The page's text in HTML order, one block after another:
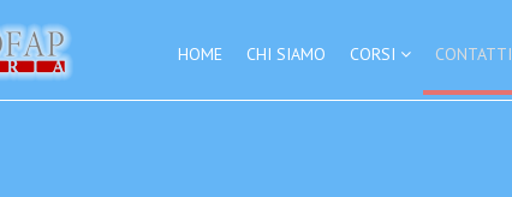
HOME CHI SIAMO CORSI CONTATTI